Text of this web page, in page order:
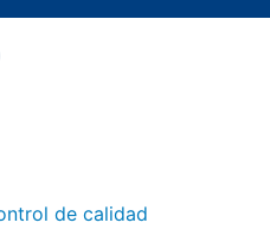
de calidad